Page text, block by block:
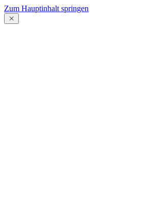
Zum Hauptinhalt springen
Menü
schließen